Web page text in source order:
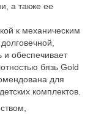
а также ее
к механическим
и обеспечивает
бязь Gold
для
комплектов.